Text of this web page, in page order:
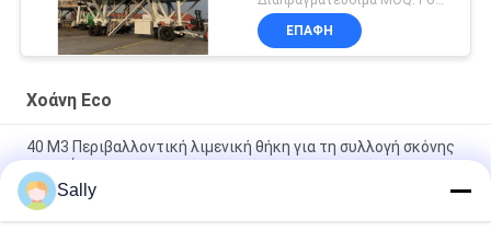
ΕΠΑΦΉ
Χοάνη Eco
40 M3 Περιβαλλοντική λιμενική θήκη για τη συλλογή σκόνης
σιτηρών
Κινητός κυκλώνων φίλτρων Eco λιμένας 750TPH απόδειξης
σκόνης χοανών μαζικός υλικός
Sally